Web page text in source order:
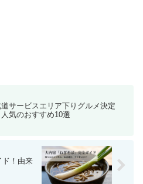
サービスエリア下りグルメ決定
人気のおすすめ10選
ド！由来